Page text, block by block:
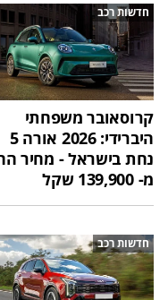
חדשות רכב
קרוסאובר משפחתי
היברידי: 2026 אורה 5
נחת בישראל - מחיר
מ- 139,900 שקל
חדשות רכב